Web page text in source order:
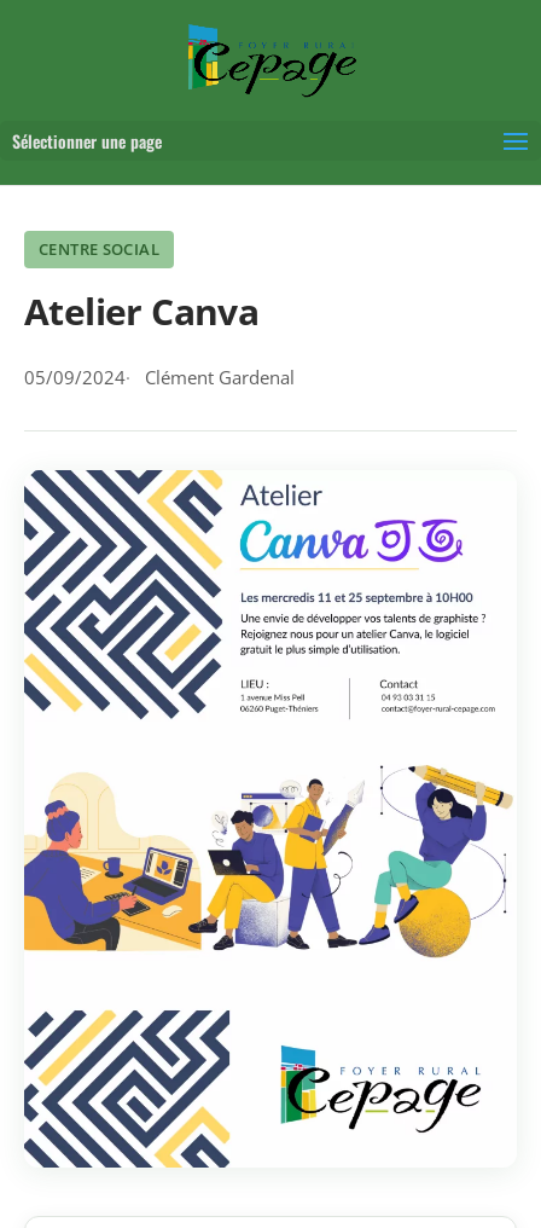
Sélectionner une page
CENTRE SOCIAL
Atelier Canva
05/09/2024 Clément Gardenal